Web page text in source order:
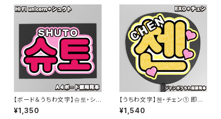
【ボード＆うちわ文字】슈토・シュ
ウト③SHUTO 即納 【Hi-Fi un
icorn】
¥1,350
【うちわ文字】첸・チェン① 即納
【EXO】
¥1,540